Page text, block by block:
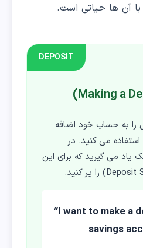
با آن ها حیاتی است.
DEPOSIT
را به حساب خود اضافه
کنید، از کلمه Deposit استفاده می کنید. در
یاد می گیرید که برای این
“I want to make a
savings